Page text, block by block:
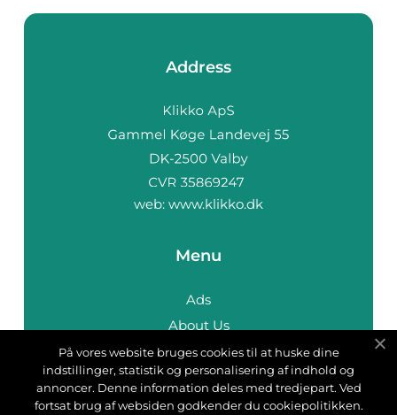
Address
web: www.klikko.dk
Menu
Ads
About Us
Cookies
Contact
Sitemap
På vores website bruges cookies til at huske dine
indstillinger, statistik og personalisering af indhold og
annoncer. Denne information deles med tredjepart. Ved
fortsat brug af websiden godkender du cookiepolitikken.